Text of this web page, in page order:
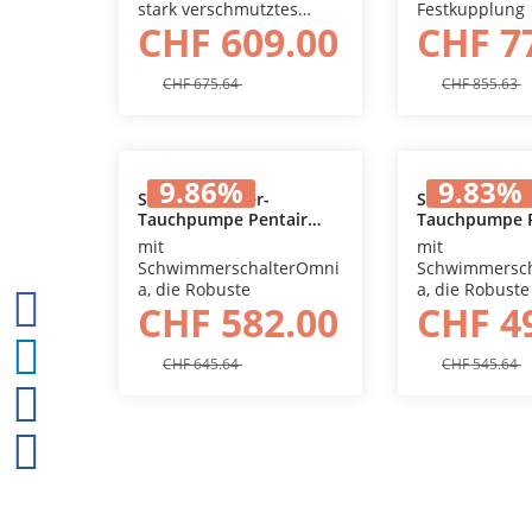
stark verschmutztes
Wasser und Fäkalien
CHF 609.00
CHF 675.64
Festkupplung
CHF
CHF 855.63
9.86%
In den Warenkorb
Schmutzwasser-
Tauchpumpe Pentair
Omnia 200/8
mit
SchwimmerschalterOmni
a, die Robuste
CHF 582.00
CHF 645.64
9.83%
In den
Tauchpumpe
Omnia 160/7
mit
a, die Robuste
CHF
CHF 545.64